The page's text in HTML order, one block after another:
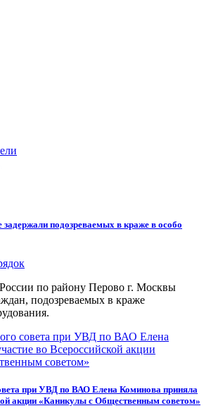
подозреваемых в краже в особо
по району Перово г. Москвы
подозреваемых в краже
при УВД по ВАО Елена Коминова приняла
акции «Каникулы с Общественным советом»